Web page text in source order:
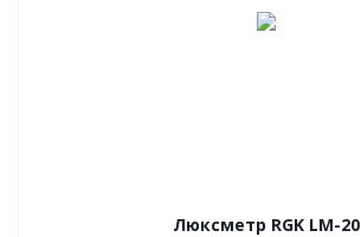
Люксметр RGK LM-20